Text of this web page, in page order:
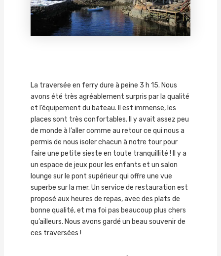
La traversée en ferry dure à peine 3 h 15. Nous
avons été très agréablement surpris par la qualité
et l’équipement du bateau. Il est immense, les
places sont très confortables. Il y avait assez peu
de monde à l’aller comme au retour ce qui nous a
permis de nous isoler chacun à notre tour pour
faire une petite sieste en toute tranquillité ! Il y a
un espace de jeux pour les enfants et un salon
lounge sur le pont supérieur qui offre une vue
superbe sur la mer. Un service de restauration est
proposé aux heures de repas, avec des plats de
bonne qualité, et ma foi pas beaucoup plus chers
qu’ailleurs. Nous avons gardé un beau souvenir de
ces traversées !